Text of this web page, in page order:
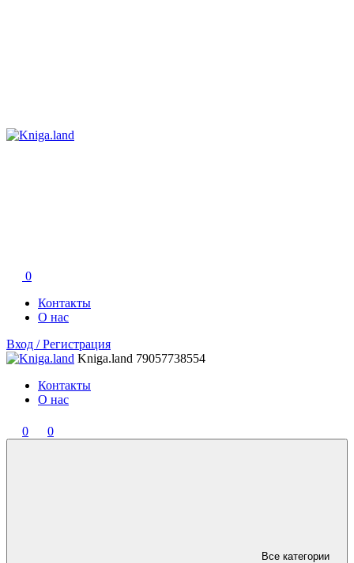
0
Контакты
О нас
Вход / Регистрация
Kniga.land 79057738554
Контакты
О нас
0 0
Все категории